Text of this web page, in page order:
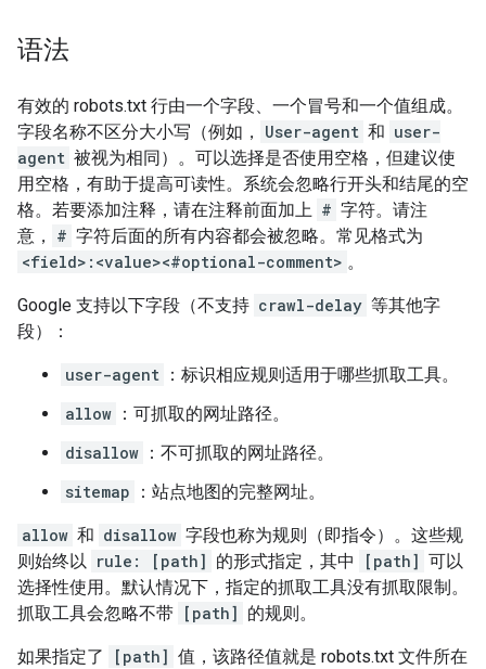
语法
有效的 robots.txt 行由一个字段、一个冒号和一个值组成。
字段名称不区分大小写（例如，
User-agent 和 user-
agent 被视为相同）。可以选择是否使用空格，但建议使
用空格，有助于提高可读性。系统会忽略行开头和结尾的空
格。若要添加注释，请在注释前面加上 # 字符。请注
意，
# 字符后面的所有内容都会被忽略。常见格式为
<field>:<value><#optional-comment> 。
Google 支持以下字段（不支持 crawl-delay 等其他字
段）：
user-agent ：标识相应规则适用于哪些抓取工具。
allow ：可抓取的网址路径。
disallow ：不可抓取的网址路径。
sitemap
：站点地图的完整网址。
allow 和 disallow 字段也称为规则（即指令）。这些规
则始终以 rule: [path] 的形式指定，其中 [path] 可以
选择性使用。默认情况下，指定的抓取工具没有抓取限制。
抓取工具会忽略不带 [path] 的规则。
如果指定了 [path] 值，该路径值就是 robots.txt 文件所在